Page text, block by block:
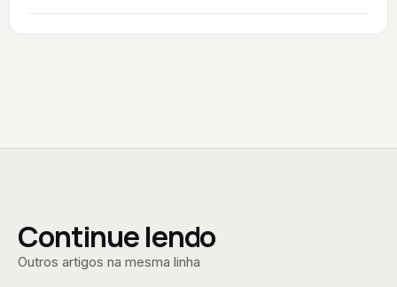
Continue lendo
Outros artigos na mesma linha